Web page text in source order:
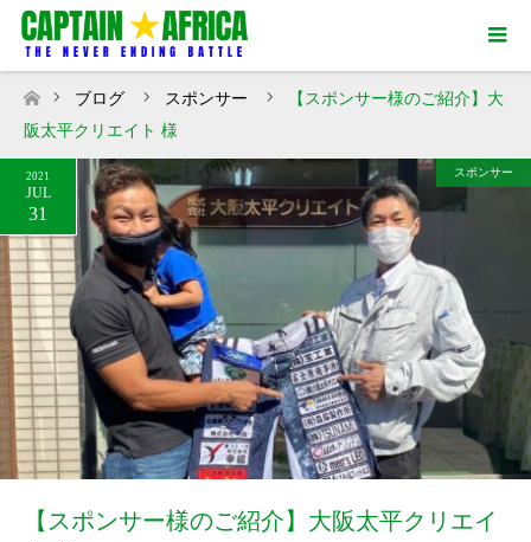
ホーム
ブログ スポンサー
【スポンサー様のご紹介】大
阪太平クリエイト 様
2021
JUL
31
スポンサー
【スポンサー様のご紹介】大阪太平クリエイ